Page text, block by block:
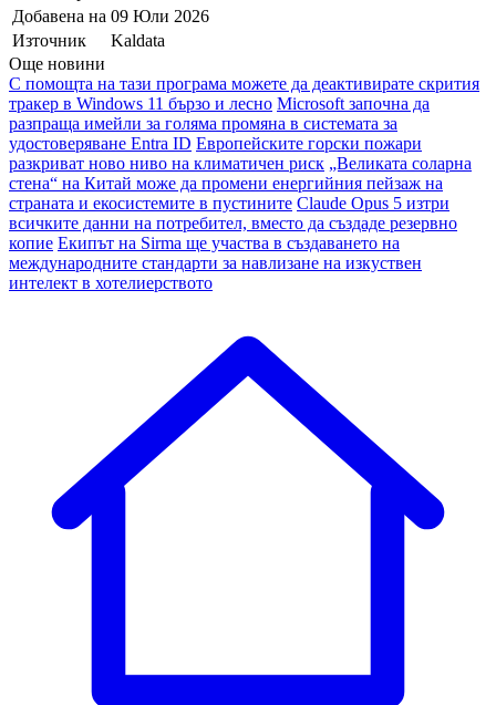
Добавена на 09 Юли 2026
Източник
Kaldata
Още новини
С помощта на тази програма можете да деактивирате скрития
тракер в Windows 11 бързо и лесно Microsoft започна да
разпраща имейли за голяма промяна в системата за
удостоверяване Entra ID Европейските горски пожари
разкриват ново ниво на климатичен риск „Великата соларна
стена“ на Китай може да промени енергийния пейзаж на
страната и екосистемите в пустините Claude Opus 5 изтри
всичките данни на потребител, вместо да създаде резервно
копие Екипът на Sirma ще участва в създаването на
международните стандарти за навлизане на изкуствен
интелект в хотелиерството